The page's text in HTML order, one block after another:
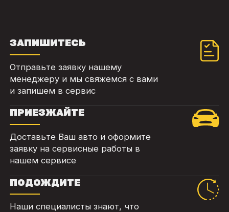
ЗАПИШИТЕСЬ
Отправьте заявку нашему
менеджеру и мы свяжемся с вами
и запишем в сервис
ПРИЕЗЖАЙТЕ
Доставьте Ваш авто и оформите
заявку на сервисные работы в
нашем сервисе
ПОДОЖДИТЕ
Наши специалисты знают, что